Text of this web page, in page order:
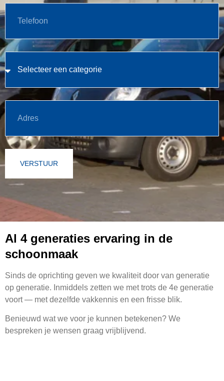
VERSTUUR
Al 4 generaties ervaring in de
schoonmaak
Sinds de oprichting geven we kwaliteit door van generatie
op generatie. Inmiddels zetten we met trots de 4e generatie
voort — met dezelfde vakkennis en een frisse blik.
Benieuwd wat we voor je kunnen betekenen? We
bespreken je wensen graag vrijblijvend.